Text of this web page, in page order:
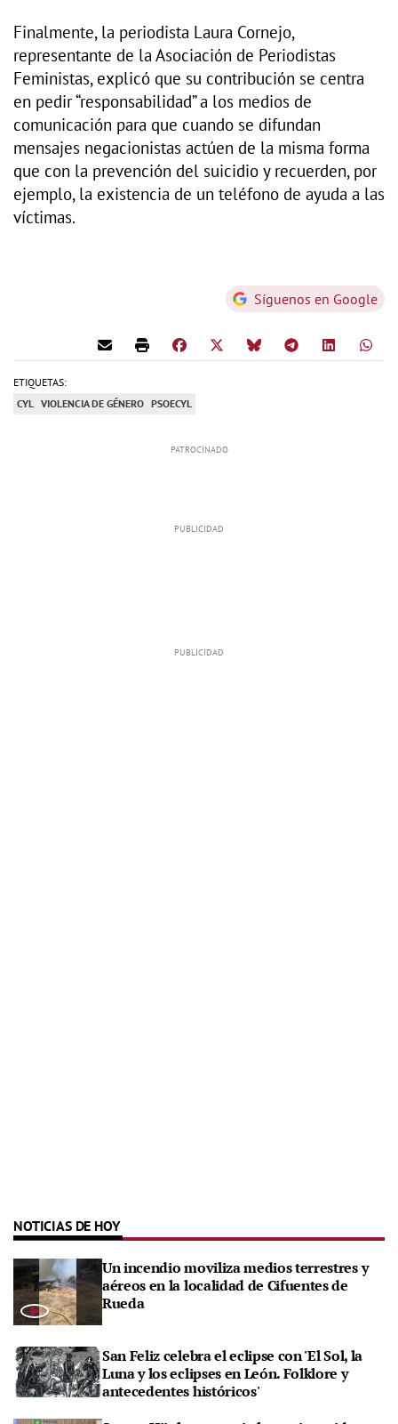
Finalmente, la periodista Laura Cornejo,
representante de la Asociación de Periodistas
Feministas, explicó que su contribución se centra
en pedir “responsabilidad” a los medios de
comunicación para que cuando se difundan
mensajes negacionistas actúen de la misma forma
que con la prevención del suicidio y recuerden, por
ejemplo, la existencia de un teléfono de ayuda a las
víctimas.
Síguenos en Google
ETIQUETAS:
CYL VIOLENCIA DE GÉNERO PSOECYL
NOTICIAS DE HOY
Un incendio moviliza medios terrestres y
aéreos en la localidad de Cifuentes de
Rueda
San Feliz celebra el eclipse con 'El Sol, la
Luna y los eclipses en León. Folklore y
antecedentes históricos'